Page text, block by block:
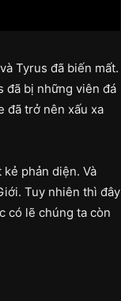
Tyrus đã biến mất.
đã bị những viên đá
đã trở nên xấu xa
phản diện. Và
Tuy nhiên thì đây
có lẽ chúng ta còn